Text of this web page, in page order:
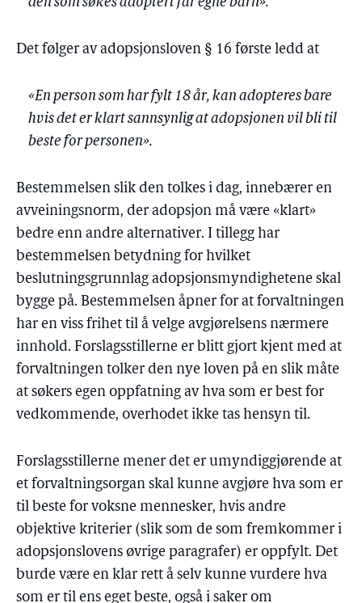
Det følger av adopsjonsloven § 16 første ledd at
«En person som har fylt 18 år, kan adopteres bare
hvis det er klart sannsynlig at adopsjonen vil bli til
beste for personen».
Bestemmelsen slik den tolkes i dag, innebærer en
avveiningsnorm, der adopsjon må være «klart»
bedre enn andre alternativer. I tillegg har
bestemmelsen betydning for hvilket
beslutningsgrunnlag adopsjonsmyndighetene skal
bygge på. Bestemmelsen åpner for at forvaltningen
har en viss frihet til å velge avgjørelsens nærmere
innhold. Forslagsstillerne er blitt gjort kjent med at
forvaltningen tolker den nye loven på en slik måte
at søkers egen oppfatning av hva som er best for
vedkommende, overhodet ikke tas hensyn til.
Forslagsstillerne mener det er umyndiggjørende at
et forvaltningsorgan skal kunne avgjøre hva som er
til beste for voksne mennesker, hvis andre
objektive kriterier (slik som de som fremkommer i
adopsjonslovens øvrige paragrafer) er oppfylt. Det
burde være en klar rett å selv kunne vurdere hva
som er til ens eget beste, også i saker om